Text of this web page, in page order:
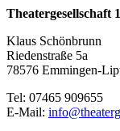
Theatergesellschaft
Klaus Schönbrunn
Riedenstraße 5a
78576 Emmingen-
Tel: 07465 909655
E-Mail: